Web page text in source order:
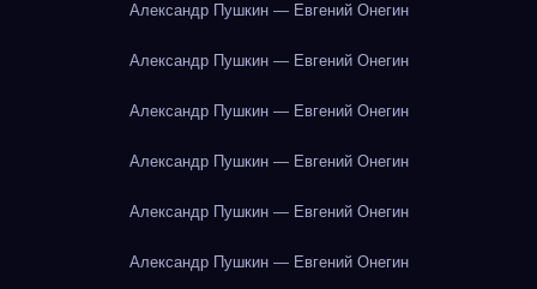
Александр Пушкин — Евгений Онегин
Александр Пушкин — Евгений Онегин
Александр Пушкин — Евгений Онегин
Александр Пушкин — Евгений Онегин
Александр Пушкин — Евгений Онегин
Александр Пушкин — Евгений Онегин